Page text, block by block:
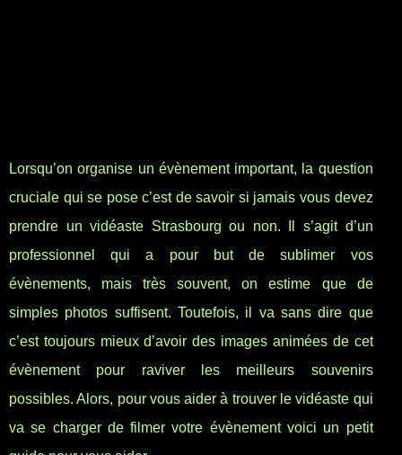
Lorsqu’on organise un évènement important, la question
cruciale qui se pose c’est de savoir si jamais vous devez
prendre un vidéaste Strasbourg ou non. Il s’agit d’un
professionnel qui a pour but de sublimer vos
évènements, mais très souvent, on estime que de
simples photos suffisent. Toutefois, il va sans dire que
c’est toujours mieux d’avoir des images animées de cet
évènement pour raviver les meilleurs souvenirs
possibles. Alors, pour vous aider à trouver le vidéaste qui
va se charger de filmer votre évènement voici un petit